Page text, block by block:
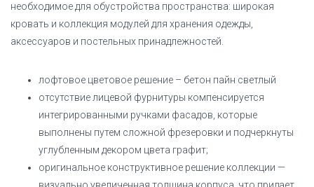
необходимое для обустройства пространства: широкая
кровать и коллекция модулей для хранения одежды,
аксессуаров и постельных принадлежностей.
лофтовое цветовое решение – бетон пайн светлый
отсутствие лицевой фурнитуры компенсируется
интегрированными ручками фасадов, которые
выполнены путем сложной фрезеровки и подчеркнуты
углубленным декором цвета графит;
оригинальное конструктивное решение коллекции —